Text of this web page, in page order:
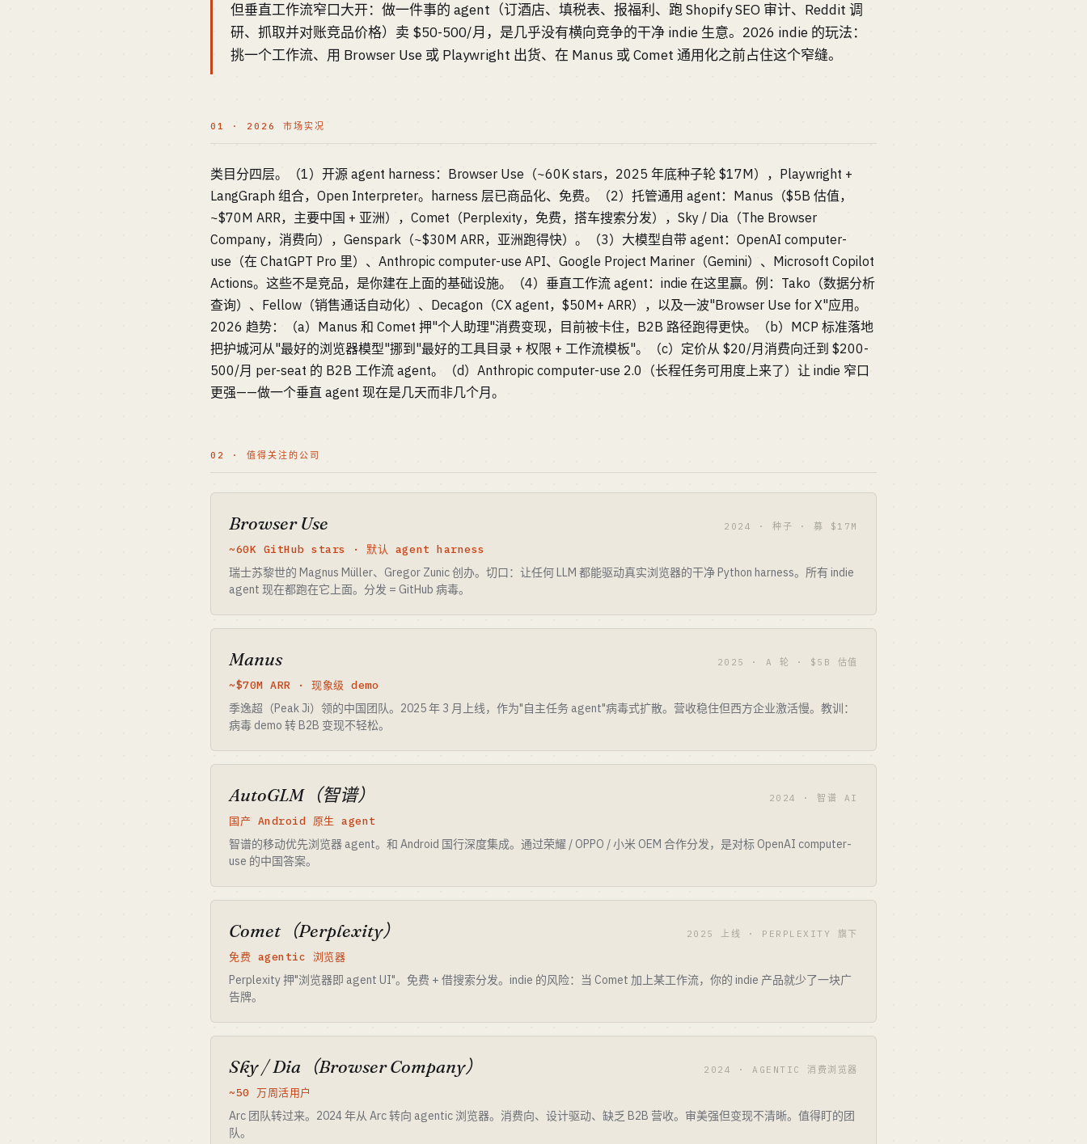
但垂直工作流窄口大开：做一件事的 agent（订酒店、填税表、报福利、跑 Shopify SEO 审计、Reddit 调
研、抓取并对账竞品价格）卖 $50-500/月，是几乎没有横向竞争的干净 indie 生意。2026 indie 的玩法：
挑一个工作流、用 Browser Use 或 Playwright 出货、在 Manus 或 Comet 通用化之前占住这个窄缝。
01 · 2026 市场实况
类目分四层。（1）开源 agent harness：Browser Use（~60K stars，2025 年底种子轮 $17M），Playwright +
LangGraph 组合，Open Interpreter。harness 层已商品化、免费。（2）托管通用 agent：Manus（$5B 估值，
~$70M ARR，主要中国 + 亚洲），Comet（Perplexity，免费，搭车搜索分发），Sky / Dia（The Browser
Company，消费向），Genspark（~$30M ARR，亚洲跑得快）。（3）大模型自带 agent：OpenAI computer-
use（在 ChatGPT Pro 里）、Anthropic computer-use API、Google Project Mariner（Gemini）、Microsoft Copilot
Actions。这些不是竞品，是你建在上面的基础设施。（4）垂直工作流 agent：indie 在这里赢。例：Tako（数据分析
查询）、Fellow（销售通话自动化）、Decagon（CX agent，$50M+ ARR），以及一波"Browser Use for X"应用。
2026 趋势：（a）Manus 和 Comet 押"个人助理"消费变现，目前被卡住，B2B 路径跑得更快。（b）MCP 标准落地
把护城河从"最好的浏览器模型"挪到"最好的工具目录 + 权限 + 工作流模板"。（c）定价从 $20/月消费向迁到 $200-
500/月 per-seat 的 B2B 工作流 agent。（d）Anthropic computer-use 2.0（长程任务可用度上来了）让 indie 窄口
更强——做一个垂直 agent 现在是几天而非几个月。
02 · 值得关注的公司
Browser Use 2024 · 种子 · 募 $17M
~60K GitHub stars · 默认 agent harness
瑞士苏黎世的 Magnus Müller、Gregor Zunic 创办。切口：让任何 LLM 都能驱动真实浏览器的干净 Python harness。所有 indie
agent 现在都跑在它上面。分发 = GitHub 病毒。
Manus 2025 · A 轮 · $5B 估值
~$70M ARR · 现象级 demo
季逸超（Peak Ji）领的中国团队。2025 年 3 月上线，作为"自主任务 agent"病毒式扩散。营收稳住但西方企业激活慢。教训：
病毒 demo 转 B2B 变现不轻松。
AutoGLM（智谱） 2024 · 智谱 AI
国产 Android 原生 agent
智谱的移动优先浏览器 agent。和 Android 国行深度集成。通过荣耀 / OPPO / 小米 OEM 合作分发，是对标 OpenAI computer-
use 的中国答案。
Comet（Perplexity） 2025 上线 · PERPLEXITY 旗下
免费 agentic 浏览器
Perplexity 押"浏览器即 agent UI"。免费 + 借搜索分发。indie 的风险：当 Comet 加上某工作流，你的 indie 产品就少了一块广
告牌。
Sky / Dia（Browser Company） 2024 · AGENTIC 消费浏览器
~50 万周活用户
Arc 团队转过来。2024 年从 Arc 转向 agentic 浏览器。消费向、设计驱动、缺乏 B2B 营收。审美强但变现不清晰。值得盯的团
队。